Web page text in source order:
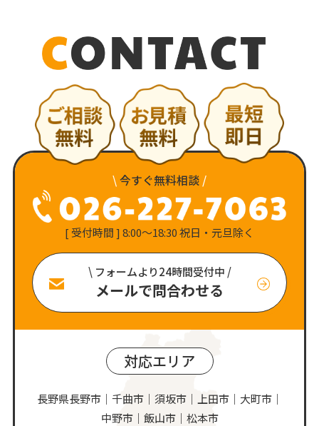
\今すぐ無料相談 /
[ 受付時間 ] 8:00〜18:30 祝日・元旦除く
\ フォームより24時間受付中 /
メールで問合わせる
対応エリア
長野県長野市｜千曲市｜須坂市｜上田市｜大町市｜
中野市｜飯山市｜松本市